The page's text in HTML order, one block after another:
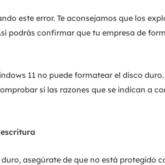
este error. Te aconsejamos que los
podrás confirmar que tu empresa de
11 no puede formatear el disco
si las razones que se indican a
asegúrate de que no está protegido